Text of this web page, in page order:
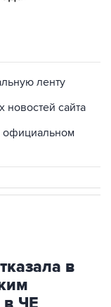
сайта
официальном
в
в ЧЕ